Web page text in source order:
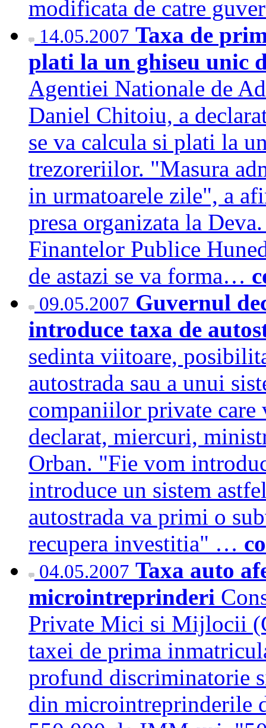
modificata de catre
14.05.2007 Taxa de
plati la un ghiseu unic
Agentiei Nationale de
Daniel Chitoiu, a
se va calcula si plati la
trezoreriilor. "Masura
in urmatoarele zile", a
presa organizata la
Finantelor Publice
de astazi se va forma…
09.05.2007 Guvernul
introduce taxa de
sedinta viitoare,
autostrada sau a unui
companiilor private care
declarat, miercuri,
Orban. "Fie vom
introduce un sistem
autostrada va primi o
recupera investitia" …
04.05.2007 Taxa auto
microintreprinderi
Private Mici si Mijlocii
taxei de prima
profund discriminatorie
din microintreprinderile